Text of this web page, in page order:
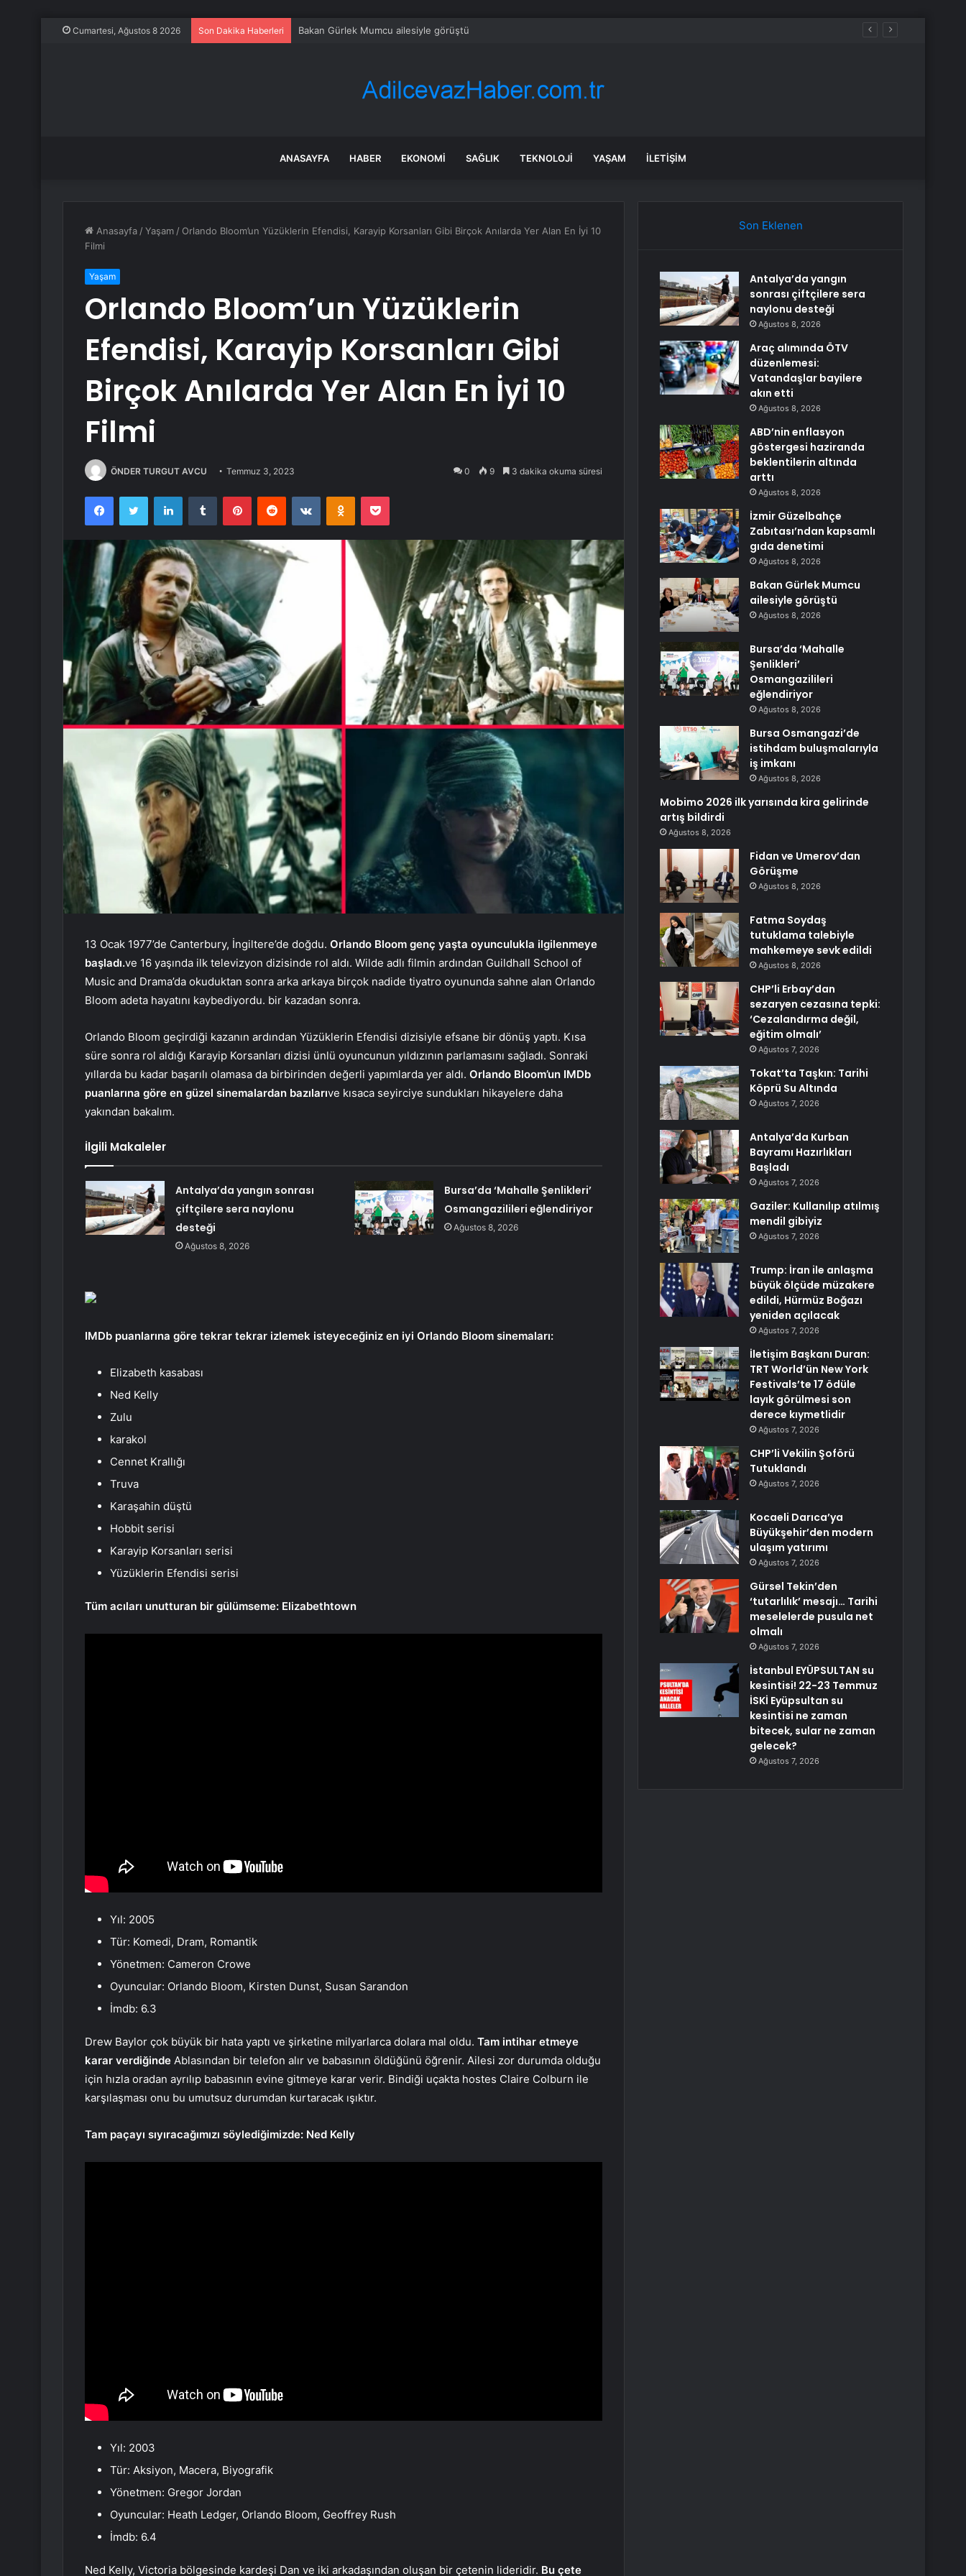
Cumartesi, Ağustos 8 2026 Son Dakika Haberleri Bursa’da ‘Mahalle Şenlikleri’ Osmangazilileri eğlendiriyor
ANASAYFA HABER EKONOMI SAĞLIK TEKNOLOJI YAŞAM İLETIŞIM
Anasayfa /Yaşam / Orlando Bloom’un Yüzüklerin Efendisi, Karayip Korsanları Gibi Birçok Anılarda Yer Alan En İyi 10
Filmi
Yaşam
Orlando Bloom’un Yüzüklerin
Efendisi, Karayip Korsanları Gibi
Birçok Anılarda Yer Alan En İyi 10
Filmi
ÖNDER TURGUT AVCU Temmuz 3, 2023 0 9 3 dakika okuma süresi
FacebookTwitter LinkedInTumblr PinterestReddit VKontakteOdnoklassniki
Pocket
13 Ocak 1977’de Canterbury, İngiltere’de doğdu. Orlando Bloom genç yaşta oyunculukla ilgilenmeye
başladı.ve 16 yaşında ilk televizyon dizisinde rol aldı. Wilde adlı filmin ardından Guildhall School of
Music and Drama’da okuduktan sonra arka arkaya birçok nadide tiyatro oyununda sahne alan Orlando
Bloom adeta hayatını kaybediyordu. bir kazadan sonra.
Orlando Bloom geçirdiği kazanın ardından Yüzüklerin Efendisi dizisiyle efsane bir dönüş yaptı. Kısa
süre sonra rol aldığı Karayip Korsanları dizisi ünlü oyuncunun yıldızının parlamasını sağladı. Sonraki
yıllarda bu kadar başarılı olamasa da birbirinden değerli yapımlarda yer aldı. Orlando Bloom’un IMDb
puanlarına göre en güzel sinemalardan bazılarıve kısaca seyirciye sundukları hikayelere daha
yakından bakalım.
İlgili Makaleler
Antalya’da yangın sonrası
çiftçilere sera naylonu
desteği
Ağustos 8, 2026
Bursa’da ‘Mahalle Şenlikleri’
Osmangazilileri eğlendiriyor
Ağustos 8, 2026
IMDb puanlarına göre tekrar tekrar izlemek isteyeceğiniz en iyi Orlando Bloom sinemaları:
Elizabeth kasabası
Ned Kelly
Zulu
karakol
Cennet Krallığı
Truva
Karaşahin düştü
Hobbit serisi
Karayip Korsanları serisi
Yüzüklerin Efendisi serisi
Tüm acıları unutturan bir gülümseme: Elizabethtown
Yıl: 2005
Tür: Komedi, Dram, Romantik
Yönetmen: Cameron Crowe
Oyuncular: Orlando Bloom, Kirsten Dunst, Susan Sarandon
İmdb: 6.3
Drew Baylor çok büyük bir hata yaptı ve şirketine milyarlarca dolara mal oldu. Tam intihar etmeye
karar verdiğinde Ablasından bir telefon alır ve babasının öldüğünü öğrenir. Ailesi zor durumda olduğu
için hızla oradan ayrılıp babasının evine gitmeye karar verir. Bindiği uçakta hostes Claire Colburn ile
karşılaşması onu bu umutsuz durumdan kurtaracak ışıktır.
Tam paçayı sıyıracağımızı söylediğimizde: Ned Kelly
Yıl: 2003
Tür: Aksiyon, Macera, Biyografik
Yönetmen: Gregor Jordan
Oyuncular: Heath Ledger, Orlando Bloom, Geoffrey Rush
İmdb: 6.4
Ned Kelly, Victoria bölgesinde kardeşi Dan ve iki arkadaşından oluşan bir çetenin lideridir. Bu çete
Son Eklenen
Antalya’da yangın
sonrası çiftçilere sera
naylonu desteği
Ağustos 8, 2026
Araç alımında ÖTV
düzenlemesi:
Vatandaşlar bayilere
akın etti
Ağustos 8, 2026
ABD’nin enflasyon
göstergesi haziranda
beklentilerin altında
arttı
Ağustos 8, 2026
İzmir Güzelbahçe
Zabıtası’ndan kapsamlı
gıda denetimi
Ağustos 8, 2026
Bakan Gürlek Mumcu
ailesiyle görüştü
Ağustos 8, 2026
Bursa’da ‘Mahalle
Şenlikleri’
Osmangazilileri
eğlendiriyor
Ağustos 8, 2026
Bursa Osmangazi’de
istihdam buluşmalarıyla
iş imkanı
Ağustos 8, 2026
Mobimo 2026 ilk yarısında kira gelirinde
artış bildirdi
Ağustos 8, 2026
Fidan ve Umerov’dan
Görüşme
Ağustos 8, 2026
Fatma Soydaş
tutuklama talebiyle
mahkemeye sevk edildi
Ağustos 8, 2026
CHP’li Erbay’dan
sezaryen cezasına tepki:
‘Cezalandırma değil,
eğitim olmalı’
Ağustos 7, 2026
Tokat’ta Taşkın: Tarihi
Köprü Su Altında
Ağustos 7, 2026
Antalya’da Kurban
Bayramı Hazırlıkları
Başladı
Ağustos 7, 2026
Gaziler: Kullanılıp atılmış
mendil gibiyiz
Ağustos 7, 2026
Trump: İran ile anlaşma
büyük ölçüde müzakere
edildi, Hürmüz Boğazı
yeniden açılacak
Ağustos 7, 2026
İletişim Başkanı Duran:
TRT World’ün New York
Festivals’te 17 ödüle
layık görülmesi son
derece kıymetlidir
Ağustos 7, 2026
CHP’li Vekilin Şoförü
Tutuklandı
Ağustos 7, 2026
Kocaeli Darıca’ya
Büyükşehir’den modern
ulaşım yatırımı
Ağustos 7, 2026
Gürsel Tekin’den
‘tutarlılık’ mesajı… Tarihi
meselelerde pusula net
olmalı
Ağustos 7, 2026
İstanbul EYÜPSULTAN su
kesintisi! 22-23 Temmuz
İSKİ Eyüpsultan su
kesintisi ne zaman
bitecek, sular ne zaman
gelecek?
Ağustos 7, 2026